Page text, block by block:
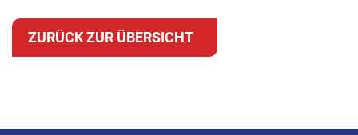
ZURÜCK ZUR ÜBERSICHT